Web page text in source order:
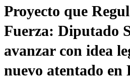
Proyecto que
Fuerza: Diputado
avanzar con idea
nuevo atentado en